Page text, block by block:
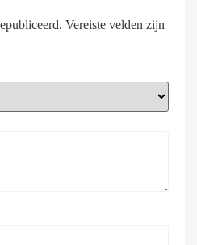
Vereiste velden zijn